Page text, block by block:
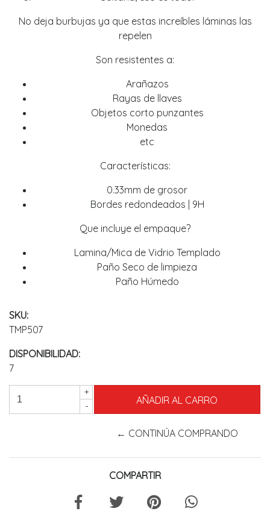
No deja burbujas ya que estas increíbles láminas las
repelen
Son resistentes a:
Arañazos
Rayas de llaves
Objetos corto punzantes
Monedas
etc
Características:
0.33mm de grosor
Bordes redondeados | 9H
Que incluye el empaque?
Lamina/Mica de Vidrio Templado
Paño Seco de limpieza
Paño Húmedo
SKU:
TMP507
DISPONIBILIDAD:
7
+
-
← CONTINÚA COMPRANDO
COMPARTIR